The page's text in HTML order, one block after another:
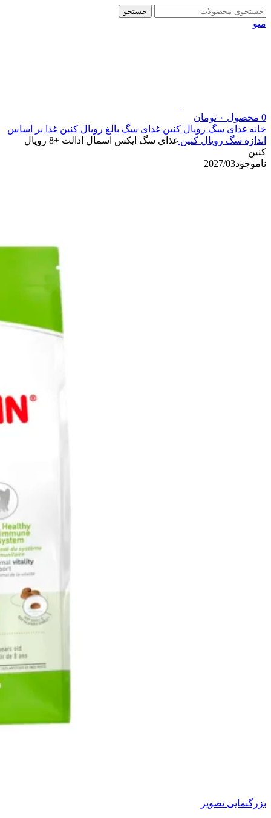
جستجو
منو
0 محصول ۰ تومان
خانه غذای سگ رویال کنین غذای سگ بالغ رویال کنین غذا بر اساس
اندازه سگ رویال کنین
غذای سگ ایکس اسمال ادالت +8 رویال
کنین
ناموجود2027/03
بزرگنمایی تصویر